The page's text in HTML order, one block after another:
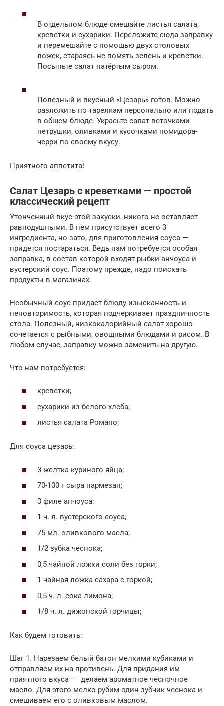
В отдельном блюде смешайте листья салата,
креветки и сухарики. Переложите сюда заправку
и перемешайте с помощью двух столовых
ложек, стараясь не помять зелень и креветки.
Посыпьте салат натёртым сыром.
Полезный и вкусный «Цезарь» готов. Можно
разложить по тарелкам персонально или подать
в общем блюде. Украсьте салат веточками
петрушки, оливками и кусочками помидора-
черри по своему вкусу.
Приятного аппетита!
Салат Цезарь с креветками — простой
классический рецепт
Утонченный вкус этой закуски, никого не оставляет
равнодушными. В нем присутствует всего 3
ингредиента, но зато, для приготовления соуса —
придется постараться. Ведь нам потребуется особая
заправка, в состав которой входят рыбки анчоуса и
вустерский соус. Поэтому прежде, надо поискать
продукты в магазинах.
Необычный соус придает блюду изысканность и
неповторимость, которая подчеркивает праздничность
стола. Полезный, низкокалорийный салат хорошо
сочетается с рыбными, овощными блюдами и рисом. В
любом случае, заправку можно заменить на другую.
Что нам потребуется:
креветки;
сухарики из белого хлеба;
листья салата Романо;
Для соуса цезарь:
3 желтка куриного яйца;
70-100 г сыра пармезан;
3 филе анчоуса;
1 ч. л. вустерского соуса;
75 мл. оливкового масла;
1/2 зубка чеснока;
0,5 чайной ложки соли без горки;
1 чайная ложка сахара с горкой;
0,5 ч. л. сока лимона;
1/8 ч. л. дижонской горчицы;
Как будем готовить:
Шаг 1. Нарезаем белый батон мелкими кубиками и
отправляем их на противень. Для придания им
приятного вкуса — делаем ароматное чесночное
масло. Для этого мелко рубим один зубчик чеснока и
смешиваем его с оливковым маслом.